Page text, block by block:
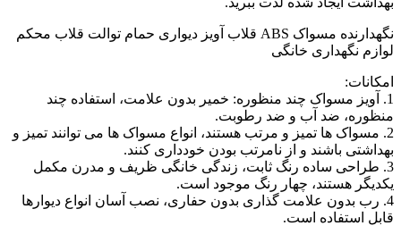
نگهدارنده مسواک ABS قلاب آویز دیواری حمام توالت قلاب محکم
لوازم نگهداری خانگی
امکانات:
1. آویز مسواک چند منظوره: خمیر بدون علامت، استفاده چند
منظوره، ضد آب و ضد رطوبت.
2. مسواک ها تمیز و مرتب هستند، انواع مسواک ها می توانند تمیز و
بهداشتی باشند و از نامرتب بودن خودداری کنند.
3. طراحی ساده رنگ ثابت، زندگی خانگی ظریف و مدرن مکمل
یکدیگر هستند، چهار رنگ موجود است.
4. رب بدون علامت گذاری بدون حفاری، نصب آسان انواع دیوارها
قابل استفاده است.